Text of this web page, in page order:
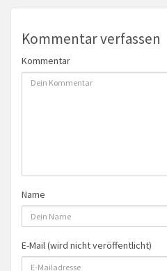
Kommentar verfassen
Kommentar
Name
E-Mail (wird nicht veröffentlicht)